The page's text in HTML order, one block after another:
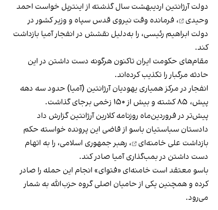
دولت آرژانتین اردیبهشت سال گذشته از اینترپل خواست احمد
وحیدی
، فرمانده وقت نیروی قدس سپاه و وزیر کشور در
دولت ابراهیم رئیسی، را به‌دلیل نقشش در انفجار آمیا بازداشت
کند.
مقام‌های حکومت ایران تاکنون هرگونه دست داشتن در این
حادثه مرگبار را تکذیب کرده‌اند.
انفجار در مرکز همیاری یهودیان آرژانتین (آمیا) حدود سه دهه
پیش، ۸۵ کشته و بیش از ۱۵۰ زخمی برجای گذاشت.
پیش‌تر در فروردین‌ماه روزنامه کلارین آرژانتین گزارش داد
دادستان سباستیان باسو از قاضی این پرونده خواسته حکم
بازداشت علی خامنه‌ای
، رهبر جمهوری اسلامی، را به اتهام
دست داشتن در بمب‌گذاری آمیا صادر کند.
باسو معتقد است خامنه‌ای «فتوای» انجام این حمله را صادر
کرده و همچنین یکی از حامیان اصلی گروه حزب‌الله به شمار
می‌رود.